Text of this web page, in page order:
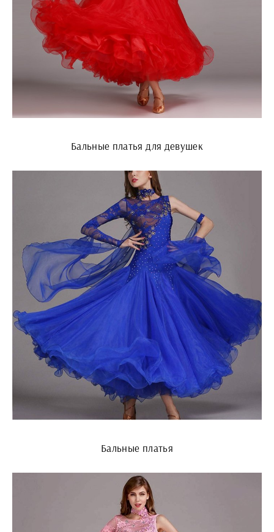
Бальные платья для девушек
Бальные платья